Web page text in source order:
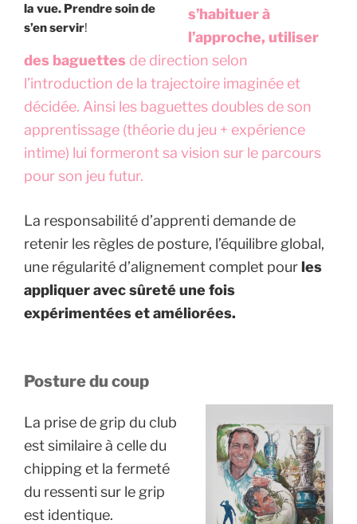
la vue. Prendre soin de
s’en servir!
s’habituer à
l’approche, utiliser
des baguettes de direction selon
l’introduction de la trajectoire imaginée et
décidée. Ainsi les baguettes doubles de son
apprentissage (théorie du jeu + expérience
intime) lui formeront sa vision sur le parcours
pour son jeu futur.
La responsabilité d’apprenti demande de
retenir les règles de posture, l’équilibre global,
une régularité d’alignement complet pourles
appliquer avec sûreté une fois
expérimentées et améliorées.
Posture du coup
La prise de grip du club
est similaire à celle du
chipping et la fermeté
du ressenti sur le grip
est identique.